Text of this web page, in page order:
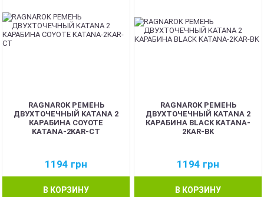
RAGNAROK РЕМЕНЬ
ДВУХТОЧЕЧНЫЙ KATANA 2
КАРАБИНА COYOTE
KATANA-2KAR-CT
1194 грн
В КОРЗИНУ
RAGNAROK РЕМЕНЬ
ДВУХТОЧЕЧНЫЙ KATANA 2
КАРАБИНА BLACK KATANA-
2KAR-BK
1194 грн
В КОРЗИНУ